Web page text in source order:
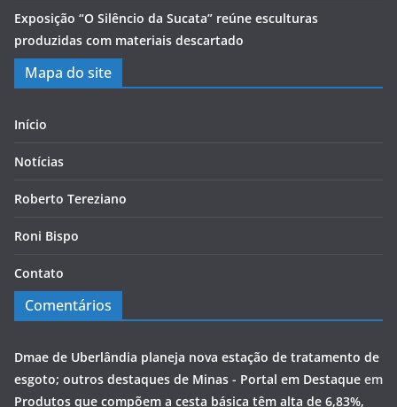
Exposição “O Silêncio da Sucata” reúne esculturas
produzidas com materiais descartado
Mapa do site
Início
Notícias
Roberto Tereziano
Roni Bispo
Contato
Comentários
Dmae de Uberlândia planeja nova estação de tratamento de
esgoto; outros destaques de Minas - Portal em Destaque em
Produtos que compõem a cesta básica têm alta de 6,83%,